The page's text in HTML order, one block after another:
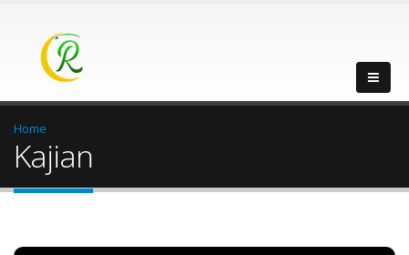
Home
Kajian